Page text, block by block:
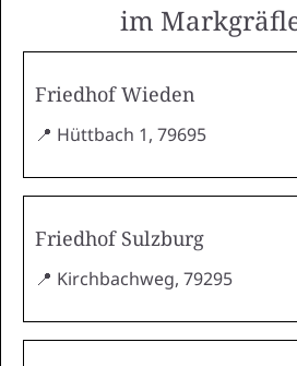
im
Friedhof Wieden
📍 Hüttbach 1, 79695
Friedhof Sulzburg
📍 Kirchbachweg, 79295